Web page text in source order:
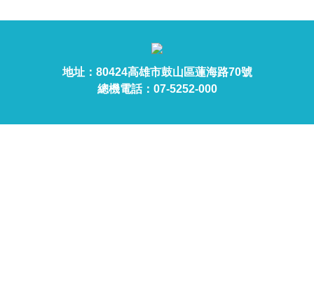
地址：80424高雄市鼓山區蓮海路70號
總機電話：07-5252-000